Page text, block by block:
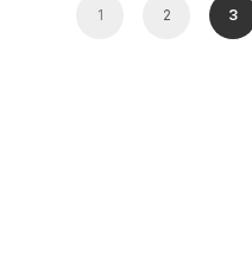
1 2 3